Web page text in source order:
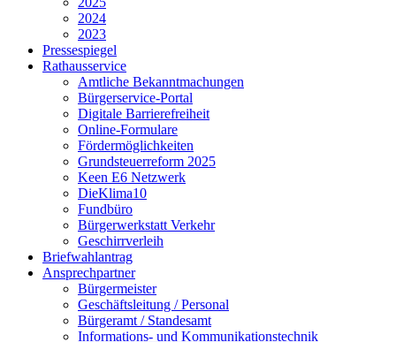
2024
2023
Pressespiegel
Rathausservice
Amtliche Bekanntmachungen
Bürgerservice-Portal
Digitale Barrierefreiheit
Online-Formulare
Fördermöglichkeiten
Grundsteuerreform 2025
Keen E6 Netzwerk
DieKlima10
Fundbüro
Bürgerwerkstatt Verkehr
Geschirrverleih
Briefwahlantrag
Ansprechpartner
Bürgermeister
Geschäftsleitung / Personal
Bürgeramt / Standesamt
Informations- und Kommunikationstechnik